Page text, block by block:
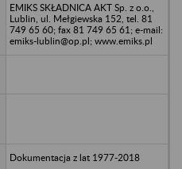
EMIKS SKŁADNICA AKT Sp. z o.o.,
Lublin, ul. Mełgiewska 152, tel. 81
749 65 60; fax 81 749 65 61; e-mail:
emiks-lublin@op.pl; www.emiks.pl
Dokumentacja z lat 1977-2018